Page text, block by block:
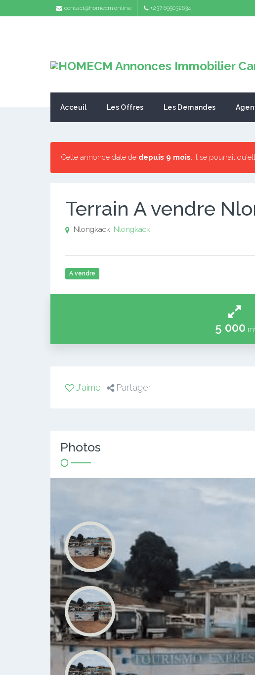
contact@homecm.online +237 695032634
Acceuil Les Offres Les Demandes
Cette annonce date de depuis 9 mois, il se pourrait
Terrain A vendre
Nlongkack, Nlongkack
A vendre
5 000
J'aime Partager
Photos